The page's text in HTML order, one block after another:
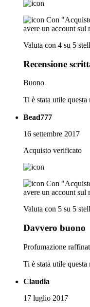
Con
avere un account sul
Valuta con 4 su 5
Recensione
Buono
Ti è stata utile questa
Bead777
16 settembre 2017
Acquisto verificato
Con
avere un account sul
Valuta con 5 su 5
Davvero buono
Profumazione
Ti è stata utile questa
Claudia
17 luglio 2017